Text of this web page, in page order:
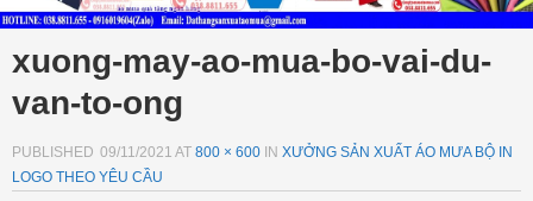
xuong-may-ao-mua-bo-vai-du-
van-to-ong
PUBLISHED 09/11/2021 AT 800 × 600 IN XƯỞNG SẢN XUẤT ÁO MƯA BỘ IN
LOGO THEO YÊU CẦU